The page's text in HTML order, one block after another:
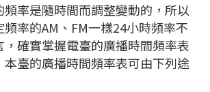
率是隨時間而調整變動的，所以
率的AM、FM一樣24小時頻率不
確實掌握電臺的廣播時間頻率表
本臺的廣播時間頻率表可由下列途